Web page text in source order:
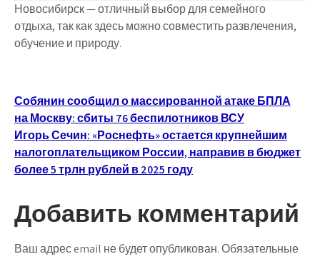
Новосибирск —отличный выбор для семейного
отдыха, так как здесь можносовместить развлечения,
обучение и природу.
Навигация
по
записям
Собянин сообщил о массированной атаке БПЛА
на Москву: сбиты 76 беспилотников ВСУ
Игорь Сечин: «Роснефть» остается крупнейшим
налогоплательщиком России, направив в бюджет
более 5 трлн рублей в 2025 году
Добавить комментарий
Ваш адрес email не будет опубликован.Обязательные